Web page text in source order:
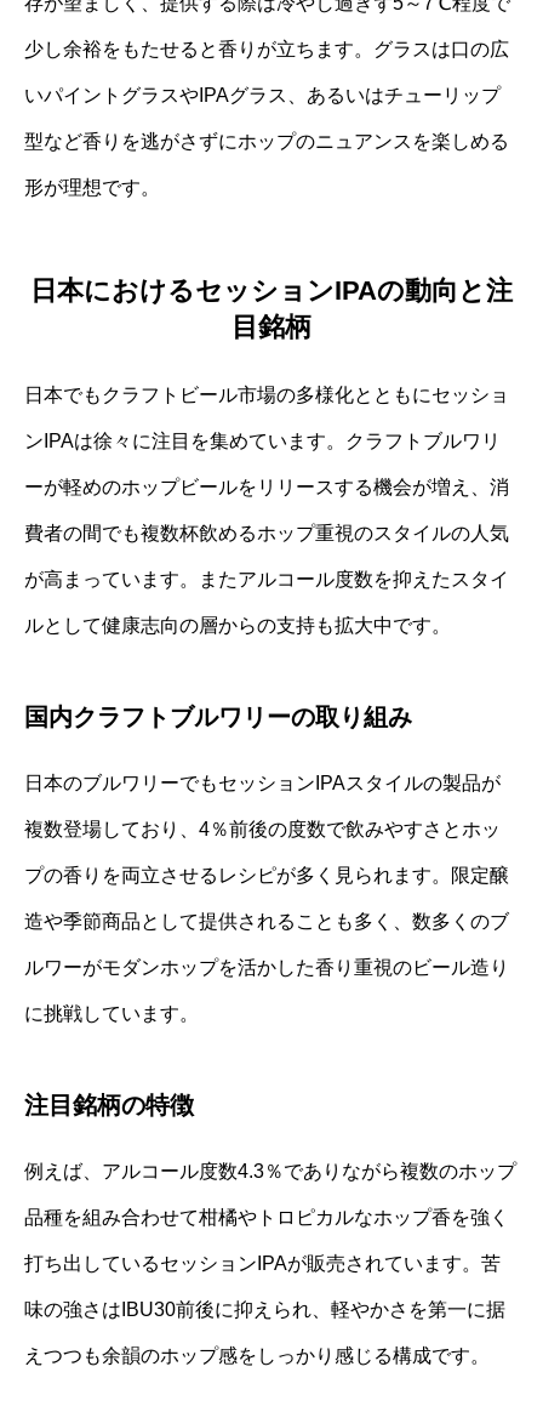
少し余裕をもたせると香りが立ちます。グラスは口の広
いパイントグラスやIPAグラス、あるいはチューリップ
型など香りを逃がさずにホップのニュアンスを楽しめる
形が理想です。
日本におけるセッションIPAの動向と注
目銘柄
日本でもクラフトビール市場の多様化とともにセッショ
ンIPAは徐々に注目を集めています。クラフトブルワリ
ーが軽めのホップビールをリリースする機会が増え、消
費者の間でも複数杯飲めるホップ重視のスタイルの人気
が高まっています。またアルコール度数を抑えたスタイ
ルとして健康志向の層からの支持も拡大中です。
国内クラフトブルワリーの取り組み
日本のブルワリーでもセッションIPAスタイルの製品が
複数登場しており、4％前後の度数で飲みやすさとホッ
プの香りを両立させるレシピが多く見られます。限定醸
造や季節商品として提供されることも多く、数多くのブ
ルワーがモダンホップを活かした香り重視のビール造り
に挑戦しています。
注目銘柄の特徴
例えば、アルコール度数4.3％でありながら複数のホップ
品種を組み合わせて柑橘やトロピカルなホップ香を強く
打ち出しているセッションIPAが販売されています。苦
味の強さはIBU30前後に抑えられ、軽やかさを第一に据
えつつも余韻のホップ感をしっかり感じる構成です。